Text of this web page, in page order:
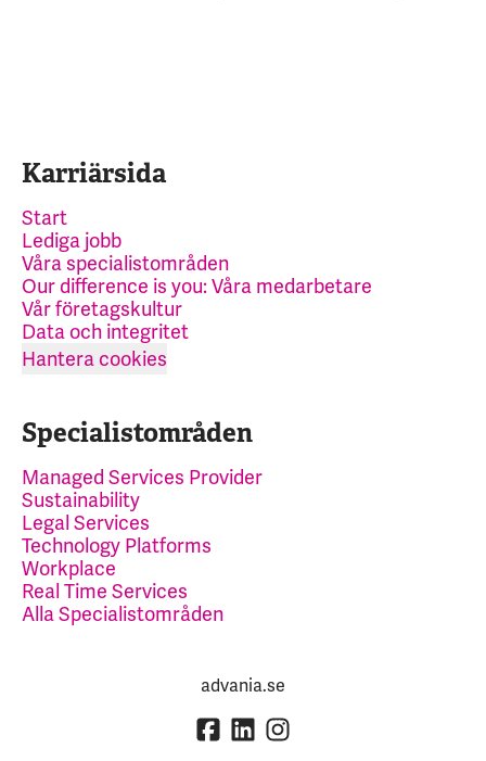
Karriärsida
Start
Lediga jobb
Våra specialistområden
Our difference is you: Våra medarbetare
Vår företagskultur
Data och integritet
Hantera cookies
Specialistområden
Managed Services Provider
Sustainability
Legal Services
Technology Platforms
Workplace
Real Time Services
Alla Specialistområden
advania.se